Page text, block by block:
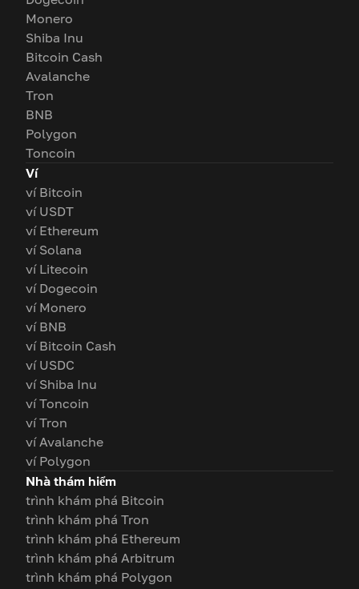
Monero
Shiba Inu
Bitcoin Cash
Avalanche
Tron
BNB
Polygon
Toncoin
Ví
ví Bitcoin
ví USDT
ví Ethereum
ví Solana
ví Litecoin
ví Dogecoin
ví Monero
ví BNB
ví Bitcoin Cash
ví USDC
ví Shiba Inu
ví Toncoin
ví Tron
ví Avalanche
ví Polygon
Nhà thám hiểm
trình khám phá Bitcoin
trình khám phá Tron
trình khám phá Ethereum
trình khám phá Arbitrum
trình khám phá Polygon